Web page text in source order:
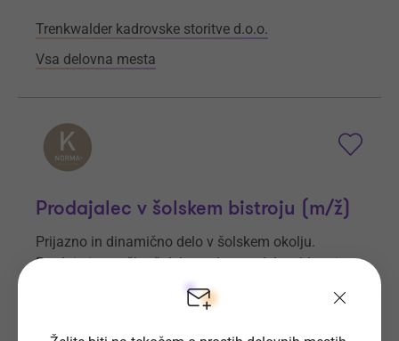
Trenkwalder kadrovske storitve d.o.o.
Vsa delovna mesta
Prodajalec v šolskem bistroju (m/ž)
Prijazno in dinamično delo v šolskem okolju.
Prodaja in strežba šolske prehrane, delo z blagajno
ter skrb za urejen in čist prodajni prostor.
Prijave do 3. 9. 2026 Še 28 dni